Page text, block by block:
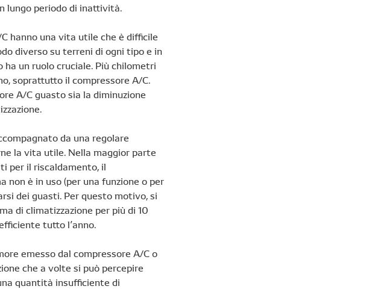
lungo periodo di inattività.
hanno una vita utile che è difficile
diverso su terreni di ogni tipo e in
un ruolo cruciale. Più chilometri
soprattutto il compressore A/C.
A/C guasto sia la diminuzione
da una regolare
la vita utile. Nella maggior parte
per il riscaldamento, il
è in uso (per una funzione o per
dei guasti. Per questo motivo, si
di climatizzazione per più di 10
tutto l’anno.
emesso dal compressore A/C o
che a volte si può percepire
quantità insufficiente di